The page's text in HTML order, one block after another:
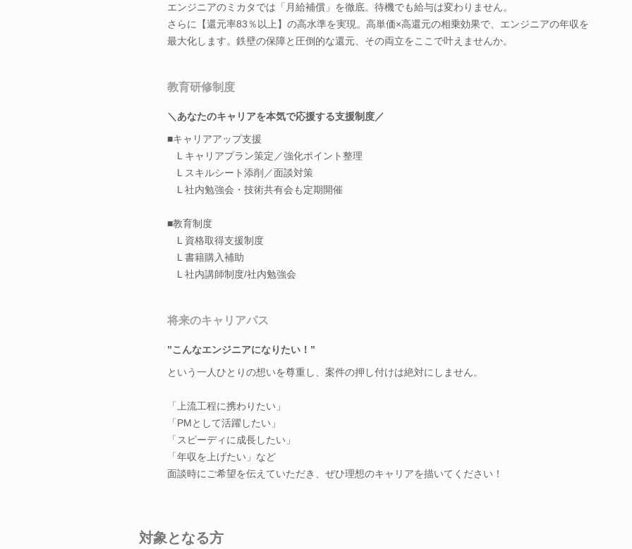
エンジニアのミカタでは「月給補償」を徹底。待機でも給与は変わりません。
さらに【還元率83％以上】の高水準を実現。高単価×高還元の相乗効果で、エンジニアの年収を
最大化します。鉄壁の保障と圧倒的な還元、その両立をここで叶えませんか。
教育研修制度
＼あなたのキャリアを本気で応援する支援制度／
■キャリアアップ支援
L キャリアプラン策定／強化ポイント整理
L スキルシート添削／面談対策
L 社内勉強会・技術共有会も定期開催
■教育制度
L 資格取得支援制度
L 書籍購入補助
L 社内講師制度/社内勉強会
将来のキャリアパス
”こんなエンジニアになりたい！”
という一人ひとりの想いを尊重し、案件の押し付けは絶対にしません。
「上流工程に携わりたい」
「PMとして活躍したい」
「スピーディに成長したい」
「年収を上げたい」など
面談時にご希望を伝えていただき、ぜひ理想のキャリアを描いてください！
対象となる方